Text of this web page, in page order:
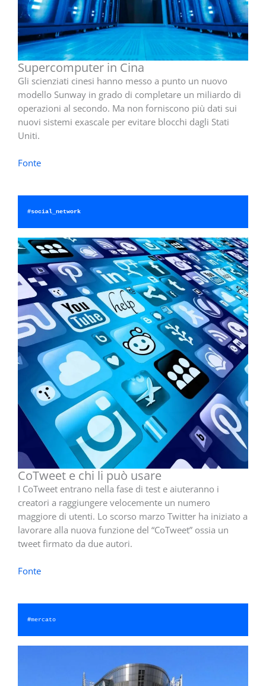
Supercomputer in Cina
Gli scienziati cinesi hanno messo a punto un nuovo
modello Sunway in grado di completare un miliardo di
operazioni al secondo. Ma non forniscono più dati sui
nuovi sistemi exascale per evitare blocchi dagli Stati
Uniti.
Fonte
#social_network
CoTweet e chi li può usare
I CoTweet entrano nella fase di test e aiuteranno i
creatori a raggiungere velocemente un numero
maggiore di utenti. Lo scorso marzo Twitter ha iniziato a
lavorare alla nuova funzione del “CoTweet” ossia un
tweet firmato da due autori.
Fonte
#mercato